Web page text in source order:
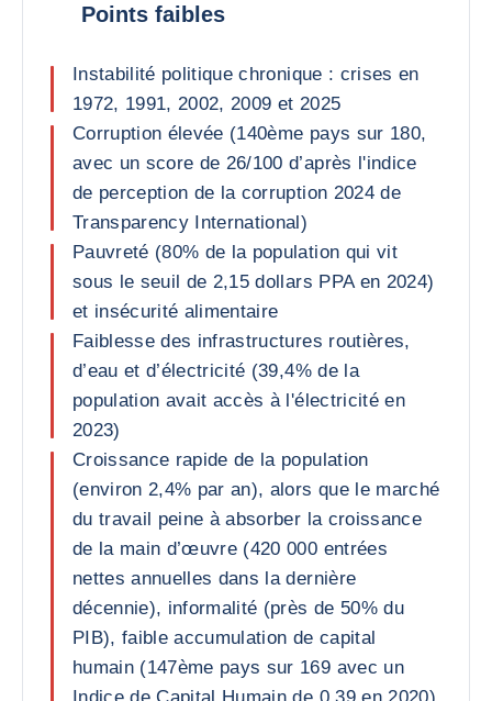
Points faibles
Instabilité politique chronique : crises en
1972, 1991, 2002, 2009 et 2025
Corruption élevée (140ème pays sur 180,
avec un score de 26/100 d’après l'indice
de perception de la corruption 2024 de
Transparency International)
Pauvreté (80% de la population qui vit
sous le seuil de 2,15 dollars PPA en 2024)
et insécurité alimentaire
Faiblesse des infrastructures routières,
d’eau et d’électricité (39,4% de la
population avait accès à l'électricité en
2023)
Croissance rapide de la population
(environ 2,4% par an), alors que le marché
du travail peine à absorber la croissance
de la main d’œuvre (420 000 entrées
nettes annuelles dans la dernière
décennie), informalité (près de 50% du
PIB), faible accumulation de capital
humain (147ème pays sur 169 avec un